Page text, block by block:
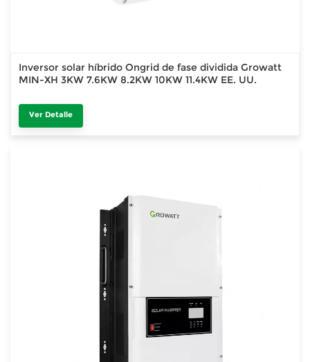
Inversor solar híbrido Ongrid de fase dividida Growatt
MIN-XH 3KW 7.6KW 8.2KW 10KW 11.4KW EE. UU.
Ver Detalle